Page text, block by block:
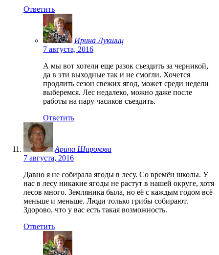
Ответить
Ирина Лукшиц
7 августа, 2016
А мы вот хотели еще разок съездить за черникой,
да в эти выходные так и не смогли. Хочется
продлить сезон свежих ягод, может среди недели
выберемся. Лес недалеко, можно даже после
работы на пару часиков съездить.
Ответить
Арина Широкова
7 августа, 2016
Давно я не собирала ягоды в лесу. Со времён школы. У
нас в лесу никакие ягоды не растут в нашей округе, хотя
лесов много. Земляника была, но её с каждым годом всё
меньше и меньше. Люди только грибы собирают.
Здорово, что у вас есть такая возможность.
Ответить